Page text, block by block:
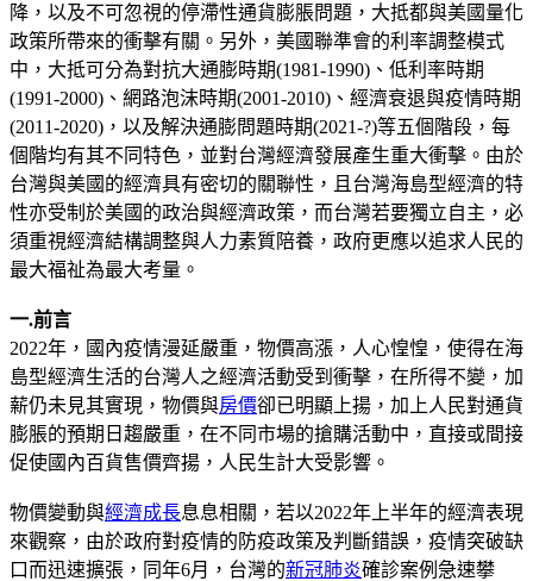
降，以及不可忽視的停滯性通貨膨脹問題，大抵都與美國量化
政策所帶來的衝擊有關。另外，美國聯準會的利率調整模式
中，大抵可分為對抗大通膨時期(1981-1990)、低利率時期
(1991-2000)、網路泡沫時期(2001-2010)、經濟衰退與疫情時期
(2011-2020)，以及解決通膨問題時期(2021-?)等五個階段，每
個階均有其不同特色，並對台灣經濟發展產生重大衝擊。由於
台灣與美國的經濟具有密切的關聯性，且台灣海島型經濟的特
性亦受制於美國的政治與經濟政策，而台灣若要獨立自主，必
須重視經濟結構調整與人力素質陪養，政府更應以追求人民的
最大福祉為最大考量。
一.前言
2022年，國內疫情漫延嚴重，物價高漲，人心惶惶，使得在海
島型經濟生活的台灣人之經濟活動受到衝擊，在所得不變，加
薪仍未見其實現，物價與房價卻已明顯上揚，加上人民對通貨
膨脹的預期日趨嚴重，在不同市場的搶購活動中，直接或間接
促使國內百貨售價齊揚，人民生計大受影響。
物價變動與經濟成長息息相關，若以2022年上半年的經濟表現
來觀察，由於政府對疫情的防疫政策及判斷錯誤，疫情突破缺
口而迅速擴張，同年6月，台灣的新冠肺炎確診案例急速攀